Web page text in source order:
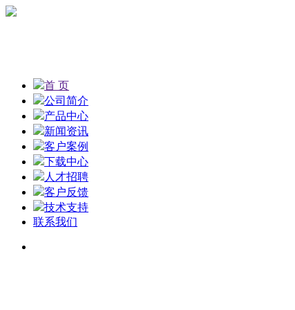
首 页
公司简介
产品中心
新闻资讯
客户案例
下载中心
人才招聘
客户反馈
技术支持
联系我们